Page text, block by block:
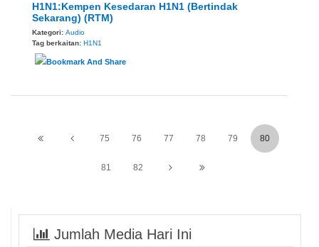
H1N1:Kempen Kesedaran H1N1 (Bertindak
Sekarang) (RTM)
Kategori: Audio
Tag berkaitan: H1N1
75 76 77 78 79 80
81 82
Jumlah Media Hari Ini